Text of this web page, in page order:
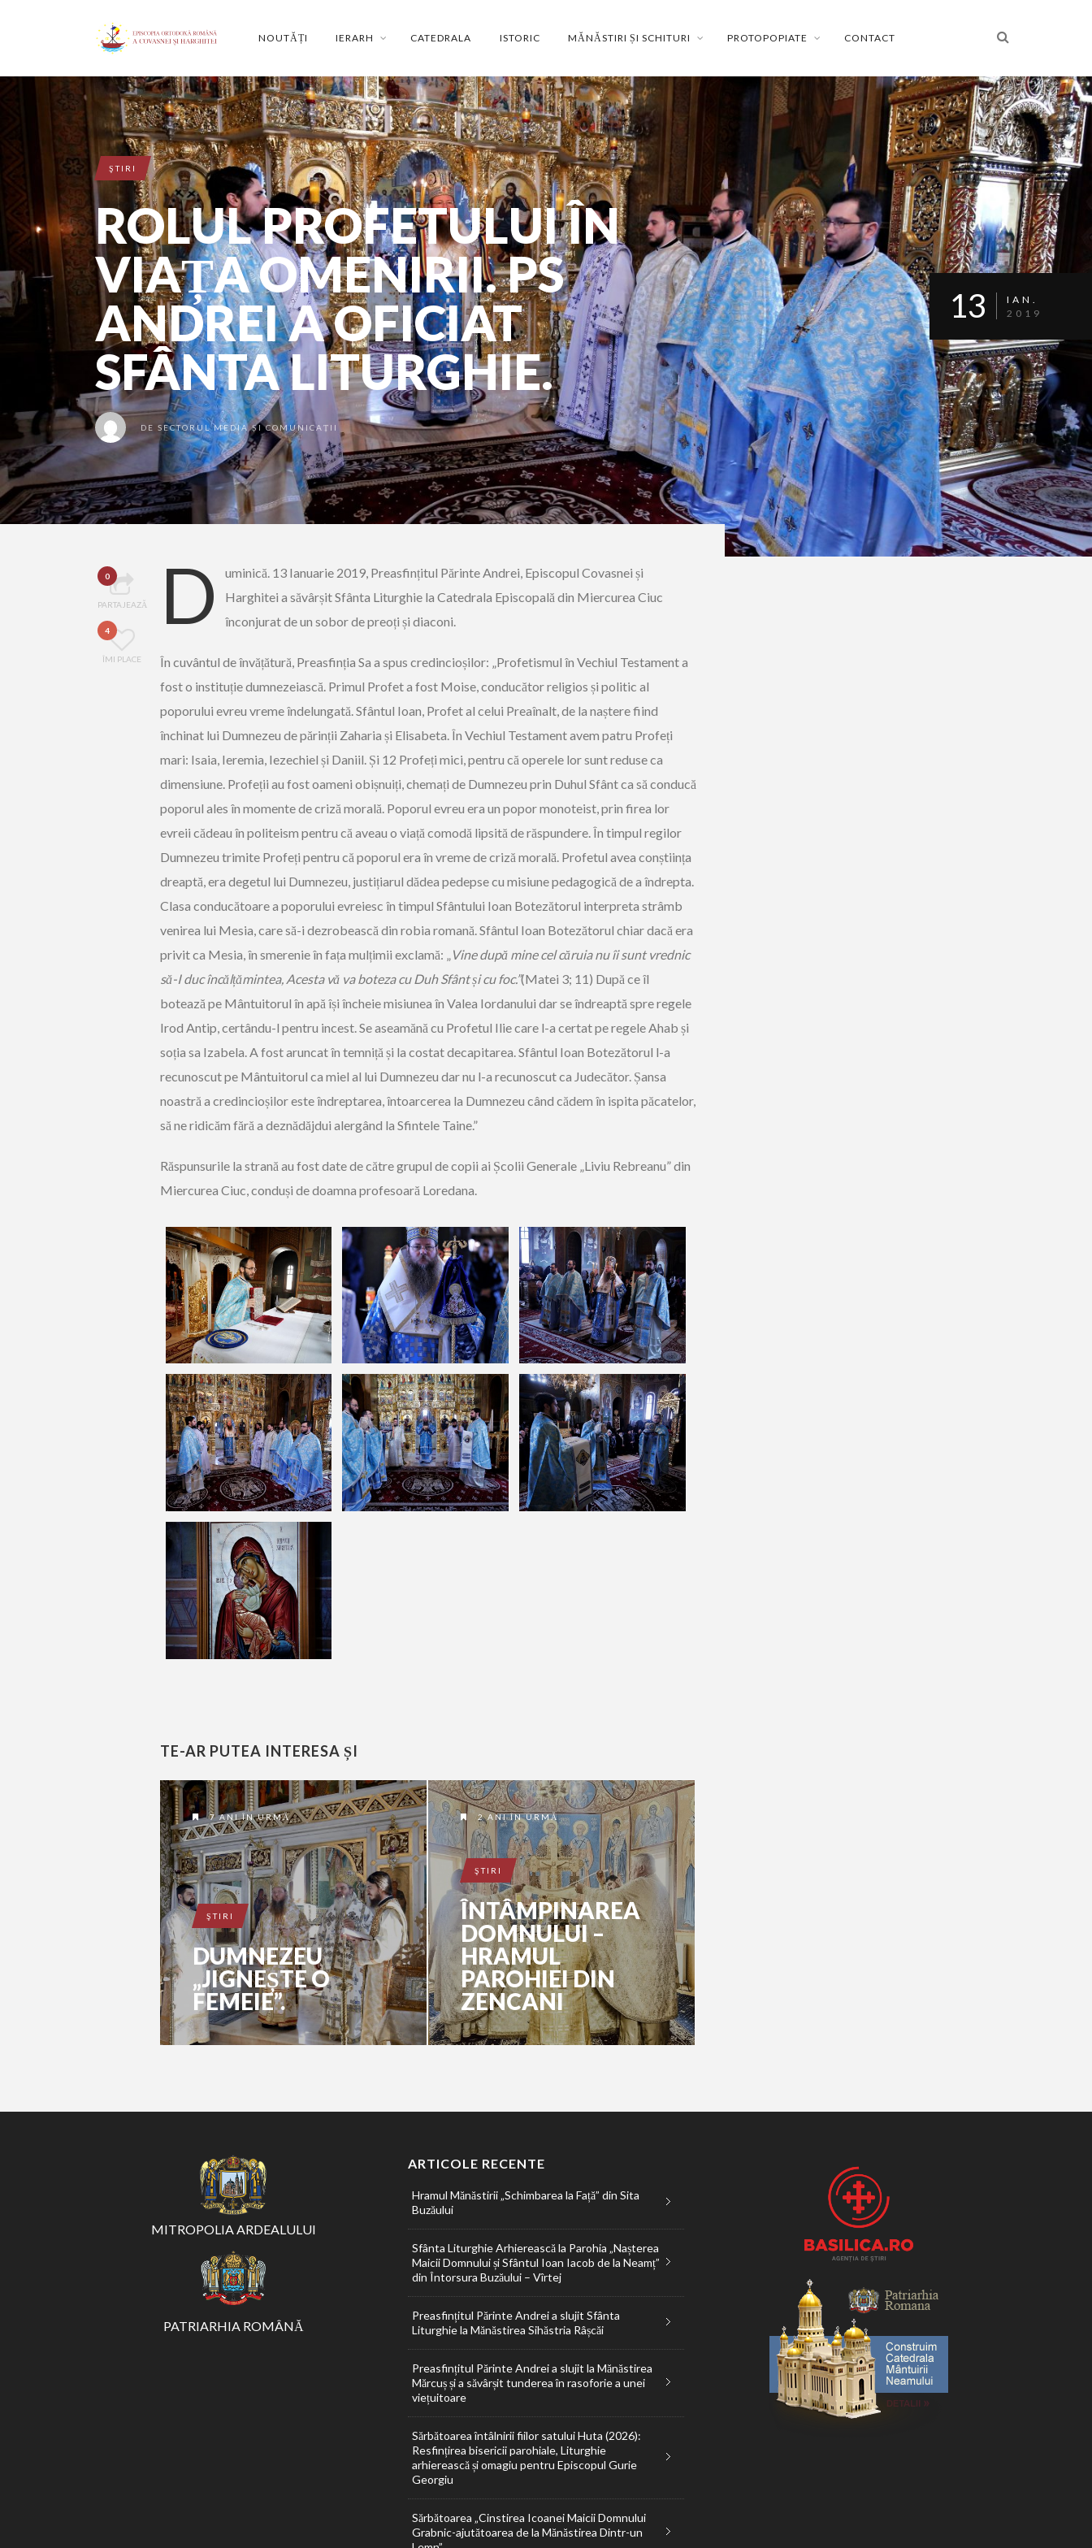
NOUTĂȚI IERARH CATEDRALA ISTORIC MĂNĂSTIRI ȘI SCHITURI PROTOPOPIATE CONTACT
ŞTIRI
ROLUL PROFETULUI ÎN
VIAȚA OMENIRII. PS
ANDREI A OFICIAT
SFÂNTA LITURGHIE.
DE SECTORUL MEDIA ȘI COMUNICAȚII
13
IAN.
2019
0
PARTAJEAZĂ
4
ÎMI PLACE
D
uminică. 13 Ianuarie 2019, Preasfințitul Părinte Andrei, Episcopul Covasnei și
Harghitei a săvârșit Sfânta Liturghie la Catedrala Episcopală din Miercurea Ciuc
înconjurat de un sobor de preoți și diaconi.
În cuvântul de învățătură, Preasfinția Sa a spus credincioșilor: „Profetismul în Vechiul Testament a
fost o instituție dumnezeiască. Primul Profet a fost Moise, conducător religios și politic al
poporului evreu vreme îndelungată. Sfântul Ioan, Profet al celui Preaînalt, de la naștere fiind
închinat lui Dumnezeu de părinții Zaharia și Elisabeta. În Vechiul Testament avem patru Profeți
mari: Isaia, Ieremia, Iezechiel și Daniil. Și 12 Profeți mici, pentru că operele lor sunt reduse ca
dimensiune. Profeții au fost oameni obișnuiți, chemați de Dumnezeu prin Duhul Sfânt ca să conducă
poporul ales în momente de criză morală. Poporul evreu era un popor monoteist, prin firea lor
evreii cădeau în politeism pentru că aveau o viață comodă lipsită de răspundere. În timpul regilor
Dumnezeu trimite Profeți pentru că poporul era în vreme de criză morală. Profetul avea conștiința
dreaptă, era degetul lui Dumnezeu, justițiarul dădea pedepse cu misiune pedagogică de a îndrepta.
Clasa conducătoare a poporului evreiesc în timpul Sfântului Ioan Botezătorul interpreta strâmb
venirea lui Mesia, care să-i dezrobească din robia romană. Sfântul Ioan Botezătorul chiar dacă era
privit ca Mesia, în smerenie în fața mulțimii exclamă: „
Vine după mine cel căruia nu îi sunt vrednic
să-I duc încălțămintea, Acesta vă va boteza cu Duh Sfânt și cu foc.”(Matei 3; 11) După ce îl
botează pe Mântuitorul în apă își încheie misiunea în Valea Iordanului dar se îndreaptă spre regele
Irod Antip, certându-l pentru incest. Se aseamănă cu Profetul Ilie care l-a certat pe regele Ahab și
soția sa Izabela. A fost aruncat în temniță și la costat decapitarea. Sfântul Ioan Botezătorul l-a
recunoscut pe Mântuitorul ca miel al lui Dumnezeu dar nu l-a recunoscut ca Judecător. Șansa
noastră a credincioșilor este îndreptarea, întoarcerea la Dumnezeu când cădem în ispita păcatelor,
să ne ridicăm fără a deznădăjdui alergând la Sfintele Taine.”
Răspunsurile la strană au fost date de către grupul de copii ai Școlii Generale „Liviu Rebreanu” din
Miercurea Ciuc, conduși de doamna profesoară Loredana.
TE-AR PUTEA INTERESA ȘI
7 ANI ÎN URMĂ
ŞTIRI
DUMNEZEU
„JIGNEȘTE O
FEMEIE”.
2 ANI ÎN URMĂ
ŞTIRI
ÎNTÂMPINAREA
DOMNULUI –
HRAMUL
PAROHIEI DIN
ZENCANI
MITROPOLIA ARDEALULUI
PATRIARHIA ROMÂNĂ
ARTICOLE RECENTE
Hramul Mănăstirii „Schimbarea la Față” din Sita
Buzăului
Sfânta Liturghie Arhierească la Parohia „Nașterea
Maicii Domnului și Sfântul Ioan Iacob de la Neamț”
din Întorsura Buzăului – Vîrtej
Preasfințitul Părinte Andrei a slujit Sfânta
Liturghie la Mănăstirea Sihăstria Râșcăi
Preasfințitul Părinte Andrei a slujit la Mănăstirea
Mărcuș și a săvârșit tunderea în rasoforie a unei
viețuitoare
Sărbătoarea întâlnirii fiilor satului Huta (2026):
Resfințirea bisericii parohiale, Liturghie
arhierească și omagiu pentru Episcopul Gurie
Georgiu
Sărbătoarea „Cinstirea Icoanei Maicii Domnului
Grabnic-ajutătoarea de la Mănăstirea Dintr-un